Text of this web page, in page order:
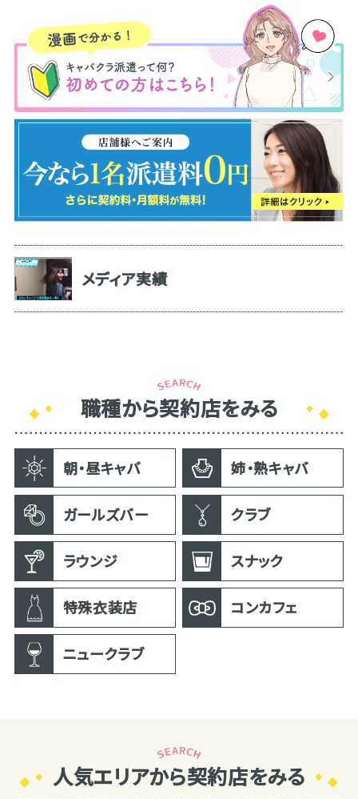
メディア実績
職種から契約店をみる
朝・昼キャバ 姉・熟キャバ
ガールズバー クラブ
ラウンジ スナック
特殊衣装店 コンカフェ
ニュークラブ
人気エリアから契約店をみる